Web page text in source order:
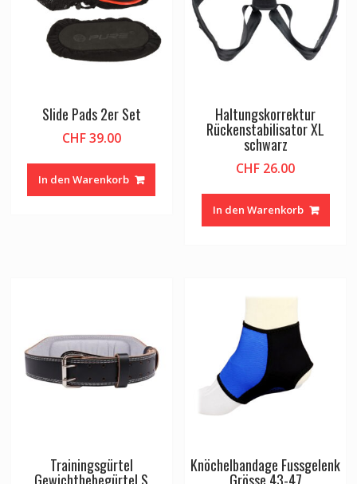
Slide Pads 2er Set
CHF39.00
In den Warenkorb
Haltungskorrektur
Rückenstabilisator XL
schwarz
CHF 26.00
In den Warenkorb
Trainingsgürtel Knöchelbandage Fussgelenk